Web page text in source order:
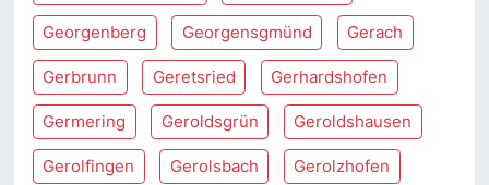
Georgenberg Georgensgmünd Gerach
Gerbrunn Geretsried Gerhardshofen
Germering Geroldsgrün Geroldshausen
Gerolfingen Gerolsbach Gerolzhofen